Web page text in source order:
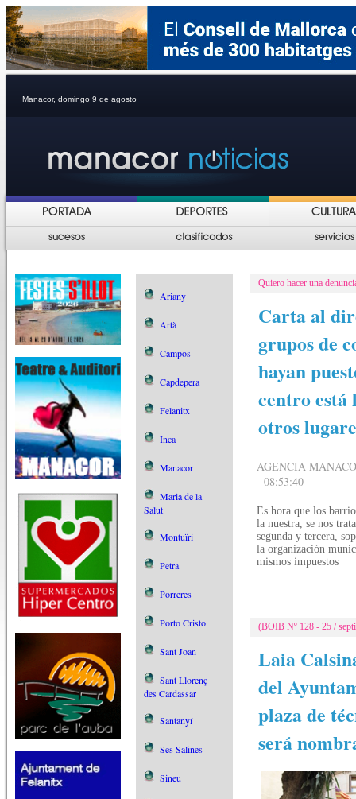
Manacor, domingo 9 de agosto
Ariany
Artà
Campos
Capdepera
Felanitx
Inca
Manacor
Maria de la
Salut
Montuïri
Petra
Porreres
Porto Cristo
Sant Joan
Sant Llorenç
des Cardassar
Santanyí
Ses Salines
Sineu
Quiero hacer una
Carta al
grupos de
hayan
centro está
otros
AGENCIA
- 08:53:40
Es hora que los
la nuestra, se nos
segunda y tercera,
la organización
mismos impuestos
(BOIB Nº 128 - 25 /
Laia
del
plaza de
será